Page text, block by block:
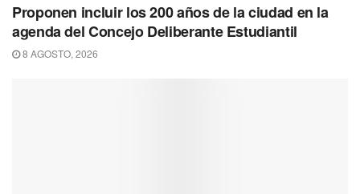
Proponen incluir los 200 años de la ciudad en la
agenda del Concejo Deliberante Estudiantil
8 AGOSTO, 2026